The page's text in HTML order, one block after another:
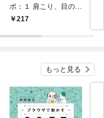
ボ：１ 肩こり、目の疲
れなど日常のつらい症
217
ボ
もっと見る